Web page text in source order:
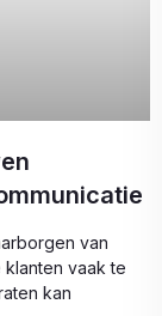
van
vaak te
kan